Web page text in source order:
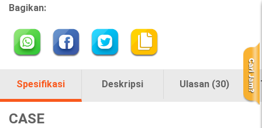
Bagikan:
Spesifikasi Deskripsi Ulasan (30)
CASE